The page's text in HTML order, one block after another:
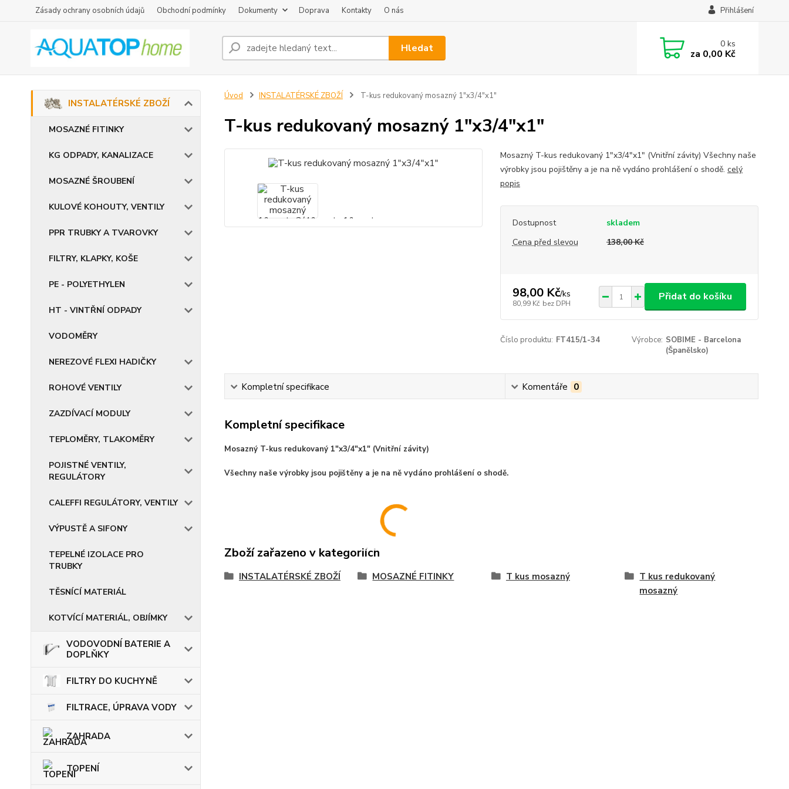
Zásady ochrany osobních údajů Obchodní podmínky Dokumenty Doprava Kontakty O nás Přihlášení
Hledat 0ks
za 0,00 Kč
INSTALATÉRSKÉ ZBOŽÍ
MOSAZNÉ FITINKY
KG ODPADY, KANALIZACE
MOSAZNÉ ŠROUBENÍ
KULOVÉ KOHOUTY, VENTILY
PPR TRUBKY A TVAROVKY
FILTRY, KLAPKY, KOŠE
PE - POLYETHYLEN
HT - VINTŘNÍ ODPADY
VODOMĚRY
NEREZOVÉ FLEXI HADIČKY
ROHOVÉ VENTILY
ZAZDÍVACÍ MODULY
TEPLOMĚRY, TLAKOMĚRY
POJISTNÉ VENTILY,
REGULÁTORY
CALEFFI REGULÁTORY, VENTILY
VÝPUSTĚ A SIFONY
TEPELNÉ IZOLACE PRO
TRUBKY
TĚSNÍCÍ MATERIÁL
KOTVÍCÍ MATERIÁL, OBJÍMKY
VODOVODNÍ BATERIE A
DOPLŇKY
FILTRY DO KUCHYNĚ
FILTRACE, ÚPRAVA VODY
ZAHRADA
TOPENÍ
Úvod INSTALATÉRSKÉ ZBOŽÍ T-kus redukovaný mosazný 1"x3/4"x1"
T-kus redukovaný mosazný 1"x3/4"x1"
Mosazný T-kus redukovaný 1"x3/4"x1" (Vnitřní závity) Všechny naše
výrobky jsou pojištěny a je na ně vydáno prohlášení o shodě. celý
popis
Dostupnost
skladem
Cena před slevou
138,00 Kč
98,00 Kč/ks
80,99 Kč bez DPH
Přidat do košíku
Číslo produktu: FT415/1-34 Výrobce: SOBIME - Barcelona
(Španělsko)
Kompletní specifikace Komentáře 0
Kompletní specifikace
Mosazný T-kus redukovaný 1"x3/4"x1" (Vnitřní závity)
Všechny naše výrobky jsou pojištěny a je na ně vydáno prohlášení o shodě.
Zboží zařazeno v kategoriích
INSTALATÉRSKÉ ZBOŽÍ MOSAZNÉ FITINKY T kus mosazný
T kus redukovaný
mosazný